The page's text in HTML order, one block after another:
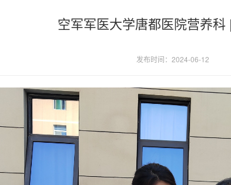
空军军医大学唐都医院营养科
发布时间：2024-06-12